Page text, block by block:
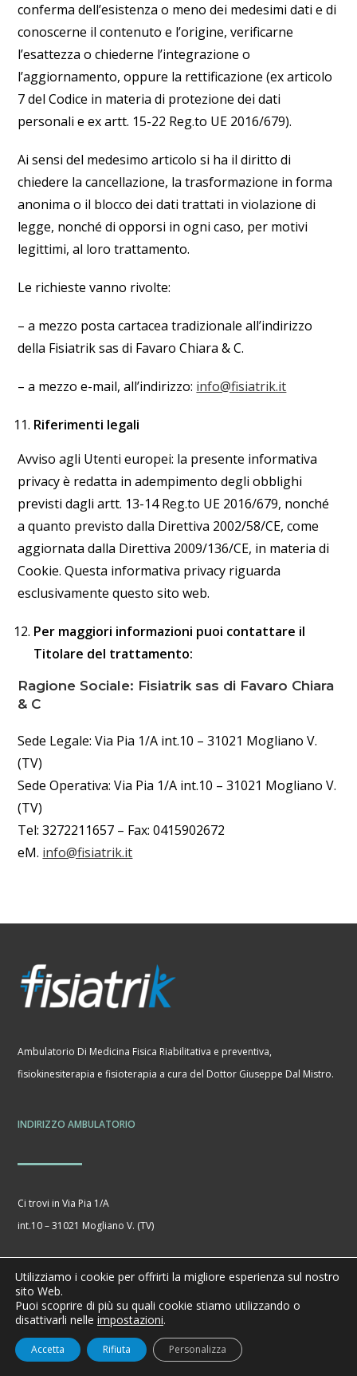
conferma dell’esistenza o meno dei medesimi dati e di
conoscerne il contenuto e l’origine, verificarne
l’esattezza o chiederne l’integrazione o
l’aggiornamento, oppure la rettificazione (ex articolo
7 del Codice in materia di protezione dei dati
personali e ex artt. 15-22 Reg.to UE 2016/679).
Ai sensi del medesimo articolo si ha il diritto di
chiedere la cancellazione, la trasformazione in forma
anonima o il blocco dei dati trattati in violazione di
legge, nonché di opporsi in ogni caso, per motivi
legittimi, al loro trattamento.
Le richieste vanno rivolte:
– a mezzo posta cartacea tradizionale all’indirizzo
della Fisiatrik sas di Favaro Chiara & C.
– a mezzo e-mail, all’indirizzo: info@fisiatrik.it
Riferimenti legali
Avviso agli Utenti europei: la presente informativa
privacy è redatta in adempimento degli obblighi
previsti dagli artt. 13-14 Reg.to UE 2016/679, nonché
a quanto previsto dalla Direttiva 2002/58/CE, come
aggiornata dalla Direttiva 2009/136/CE, in materia di
Cookie. Questa informativa privacy riguarda
esclusivamente questo sito web.
Per maggiori informazioni puoi contattare il
Titolare del trattamento:
Ragione Sociale: Fisiatrik sas di Favaro Chiara
& C
Sede Legale: Via Pia 1/A int.10 – 31021 Mogliano V.
(TV)
Sede Operativa: Via Pia 1/A int.10 – 31021 Mogliano V.
(TV)
Tel: 3272211657 – Fax: 0415902672
eM. info@fisiatrik.it
Ambulatorio Di Medicina Fisica Riabilitativa e preventiva,
fisiokinesiterapia e fisioterapia a cura del Dottor Giuseppe Dal Mistro.
INDIRIZZO AMBULATORIO
Ci trovi in Via Pia 1/A
int.10 – 31021 Mogliano V. (TV)
Dichiarazione di accessibilità
ORARIO AMBULATORIO
Utilizziamo i cookie per offrirti la migliore esperienza sul nostro
sito Web.
Puoi scoprire di più su quali cookie stiamo utilizzando o
disattivarli nelle impostazioni.
Accetta Rifiuta Personalizza